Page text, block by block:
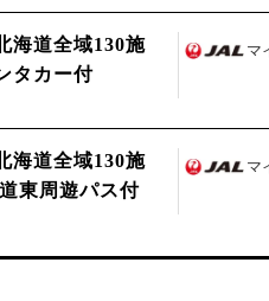
海道全域130施
タカー付
マ
海道全域130施
東周遊パス付
マ